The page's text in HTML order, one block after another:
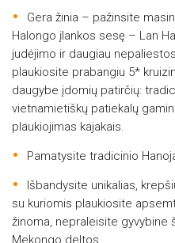
Gera žinia – pažinsite
Halongo įlankos sesę – Lan
judėjimo ir daugiau
plaukiosite prabangiu 5*
daugybe įdomių patirčių:
vietnamietiškų patiekalų
plaukiojimas kajakais.
Pamatysite tradicinio
Išbandysite unikalias,
su kuriomis plaukiosite
žinoma, nepraleisite gyvybine
Mekongo deltos.